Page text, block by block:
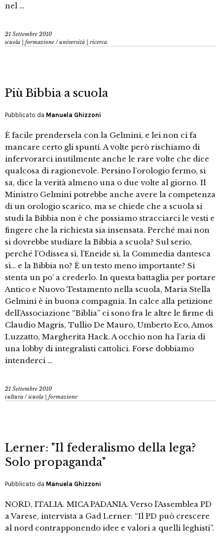
nel …
21 Settembre 2010
scuola | formazione /università | ricerca
Più Bibbia a scuola
Pubblicato da Manuela Ghizzoni
È facile prendersela con la Gelmini, e lei non ci fa
mancare certo gli spunti. A volte però rischiamo di
infervorarci inutilmente anche le rare volte che dice
qualcosa di ragionevole. Persino l’orologio fermo, si
sa, dice la verità almeno una o due volte al giorno. Il
Ministro Gelmini potrebbe anche avere la competenza
di un orologio scarico, ma se chiede che a scuola si
studi la Bibbia non è che possiamo stracciarci le vesti e
fingere che la richiesta sia insensata. Perché mai non
si dovrebbe studiare la Bibbia a scuola? Sul serio,
perché l’Odissea sì, l’Eneide sì, la Commedia dantesca
sì… e la Bibbia no? È un testo meno importante? Si
stenta un po’ a crederlo. In questa battaglia per portare
Antico e Nuovo Testamento nella scuola, Maria Stella
Gelmini è in buona compagnia. In calce alla petizione
dell’Associazione “Biblia” ci sono fra le altre le firme di
Claudio Magris, Tullio De Mauro, Umberto Eco, Amos
Luzzatto, Margherita Hack. A occhio non ha l’aria di
una lobby di integralisti cattolici. Forse dobbiamo
intenderci …
21 Settembre 2010
cultura /scuola | formazione
Lerner: "Il federalismo della lega?
Solo propaganda"
Pubblicato da Manuela Ghizzoni
NORD, ITALIA. MICA PADANIA. Verso l’Assemblea PD
a Varese, intervista a Gad Lerner: “Il PD può crescere
al nord contrapponendo idee e valori a quelli leghisti”.